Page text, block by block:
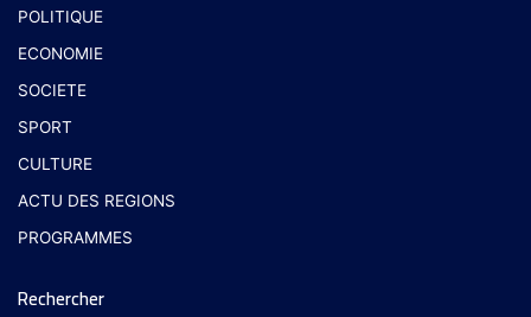
POLITIQUE
ECONOMIE
SOCIETE
SPORT
CULTURE
ACTU DES REGIONS
PROGRAMMES
Rechercher